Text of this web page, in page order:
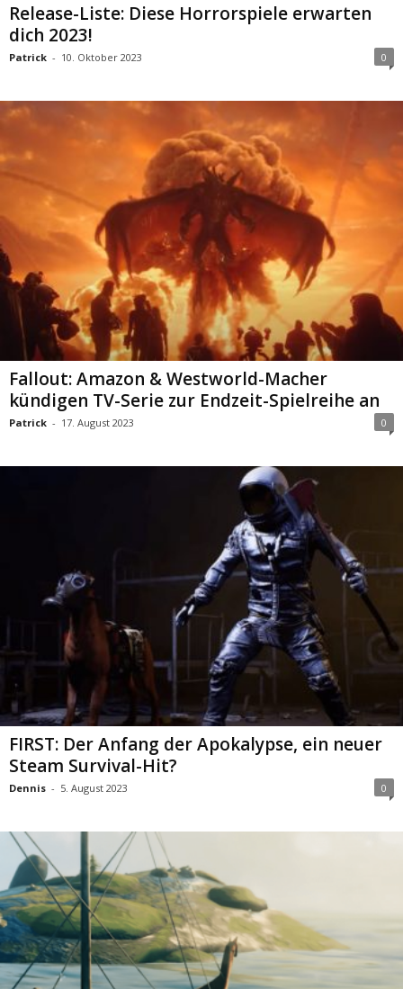
Release-Liste: Diese Horrorspiele erwarten
dich 2023!
Patrick - 10. Oktober 2023 0
Fallout: Amazon & Westworld-Macher
kündigen TV-Serie zur Endzeit-Spielreihe an
Patrick - 17. August 2023 0
FIRST: Der Anfang der Apokalypse, ein neuer
Steam Survival-Hit?
Dennis - 5. August 2023 0